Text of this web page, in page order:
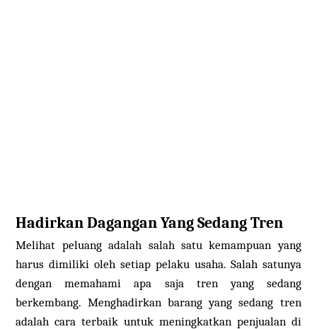
Hadirkan Dagangan Yang Sedang Tren
Melihat peluang adalah salah satu kemampuan yang
harus dimiliki oleh setiap pelaku usaha. Salah satunya
dengan memahami apa saja tren yang sedang
berkembang. Menghadirkan barang yang sedang tren
adalah cara terbaik untuk meningkatkan penjualan di